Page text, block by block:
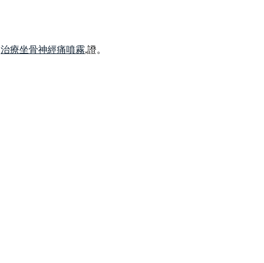
治療坐骨神經痛噴霧,證。